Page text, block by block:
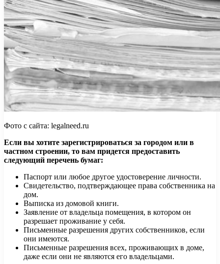
Фото с сайта: legalneed.ru
Если вы хотите зарегистрироваться за городом или в
частном строении, то вам придется предоставить
следующий перечень бумаг:
Паспорт или любое другое удостоверение личности.
Свидетельство, подтверждающее права собственника на
дом.
Выписка из домовой книги.
Заявление от владельца помещения, в котором он
разрешает проживание у себя.
Письменные разрешения других собственников, если
они имеются.
Письменные разрешения всех, проживающих в доме,
даже если они не являются его владельцами.